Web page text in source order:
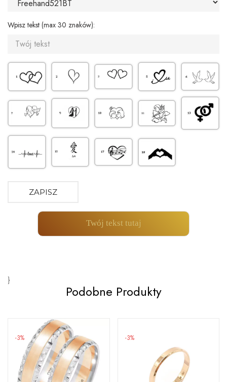
Wpisz tekst (max 30 znaków):
ZAPISZ
Twój tekst tutaj
}
Podobne Produkty
-3% -3%